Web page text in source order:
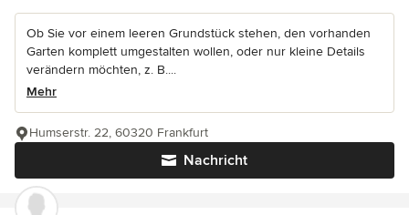
Ob Sie vor einem leeren Grundstück stehen, den vorhanden
Garten komplett umgestalten wollen, oder nur kleine Details
verändern möchten, z. B....
Mehr
Nachricht
Humserstr. 22, 60320 Frankfurt